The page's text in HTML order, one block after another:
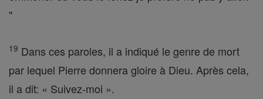
"
19 Dans ces paroles, il a indiqué le genre de mort
par lequel Pierre donnera gloire à Dieu. Après cela,
il a dit: « Suivez-moi ».